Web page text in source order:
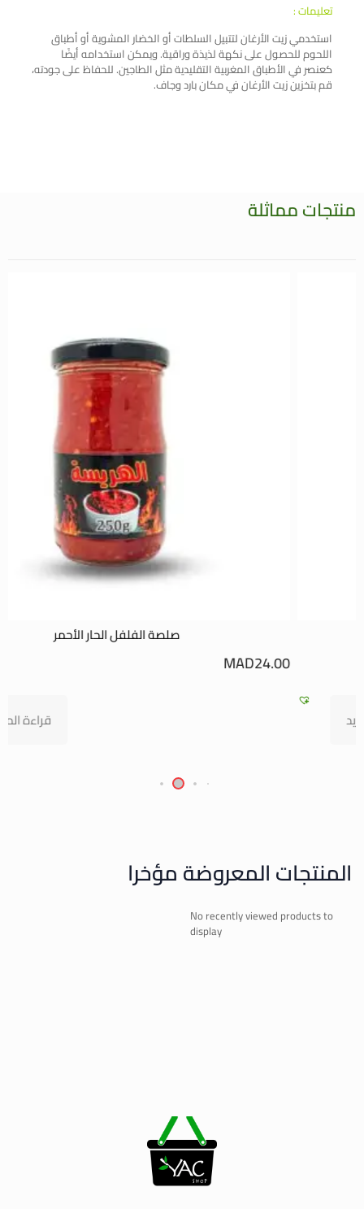
تعليمات :
استخدمي زيت الأرغان لتتبيل السلطات أو الخضار المشوية أو أطباق
اللحوم للحصول على نكهة لذيذة وراقية. ويمكن استخدامه أيضًا
كعنصر في الأطباق المغربية التقليدية مثل الطاجين. للحفاظ على جودته،
قم بتخزين زيت الأرغان في مكان بارد وجاف.
منتجات مماثلة
صلصة الفلفل الحار الأحمر
MAD
المنتجات المعروضة مؤخرا
No recently viewed products to
display